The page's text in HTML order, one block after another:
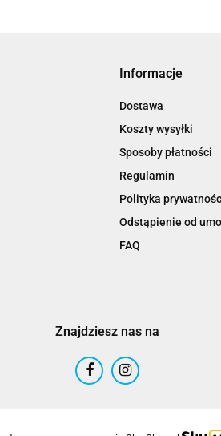
Informacje
Dostawa
Koszty wysyłki
Sposoby płatności
Regulamin
Polityka
Odstąpienie od
FAQ
Znajdziesz nas na